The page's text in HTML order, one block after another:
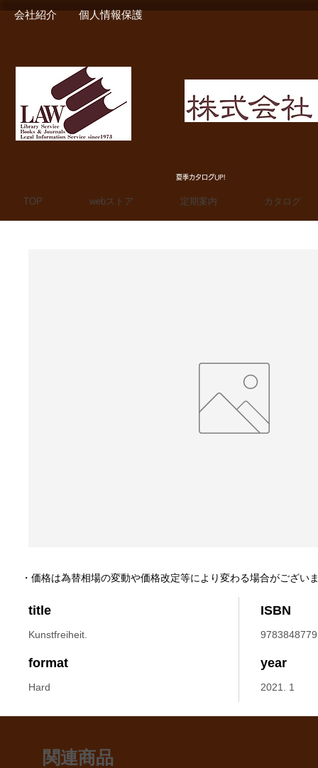
会社紹介 個人情報保護
夏季カタログUP!
TOP webストア 定期案内 カタログ
title
Kunstfreiheit.
ISBN
format
Hard
year
2021. 1
・価格は為替相場の変動や価格改定等により変わる場合がござい
関連商品